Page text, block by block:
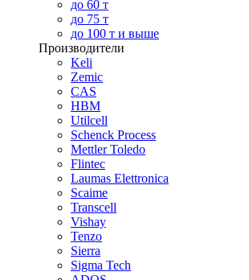
до 60 т
до 75 т
до 100 т и выше
Производители
Keli
Zemic
CAS
HBM
Utilcell
Schenck Process
Mettler Toledo
Flintec
Laumas Elettronica
Scaime
Transcell
Vishay
Tenzo
Sierra
Sigma Tech